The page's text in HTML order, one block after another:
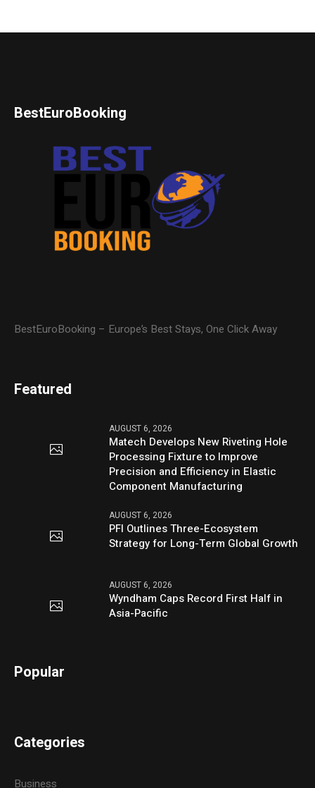
BestEuroBooking
BestEuroBooking – Europe’s Best Stays, One Click Away
Featured
AUGUST 6, 2026
Matech Develops New Riveting Hole
Processing Fixture to Improve
Precision and Efficiency in Elastic
Component Manufacturing
AUGUST 6, 2026
PFI Outlines Three-Ecosystem
Strategy for Long-Term Global Growth
AUGUST 6, 2026
Wyndham Caps Record First Half in
Asia-Pacific
Popular
Categories
Business